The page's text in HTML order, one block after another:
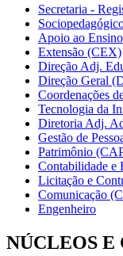
Secretaria -
Apoio ao
Extensão (CEX)
Direção Adj.
Direção Geral
Coordenações
Tecnologia da
Diretoria Adj.
Gestão de
Patrimônio
Contabilidade e
Licitação e
Comunicação
Engenheiro
NÚCLEOS E